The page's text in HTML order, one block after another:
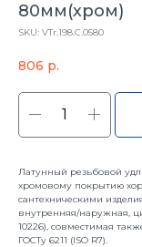
80мм(хром)
SKU: VTr.198.C.0580
806 р.
Латунный резьбовой
хромовому покрытию
сантехническими
внутренняя/наружная,
10226), совместимая
ГОСТу 6211 (ISO R7).